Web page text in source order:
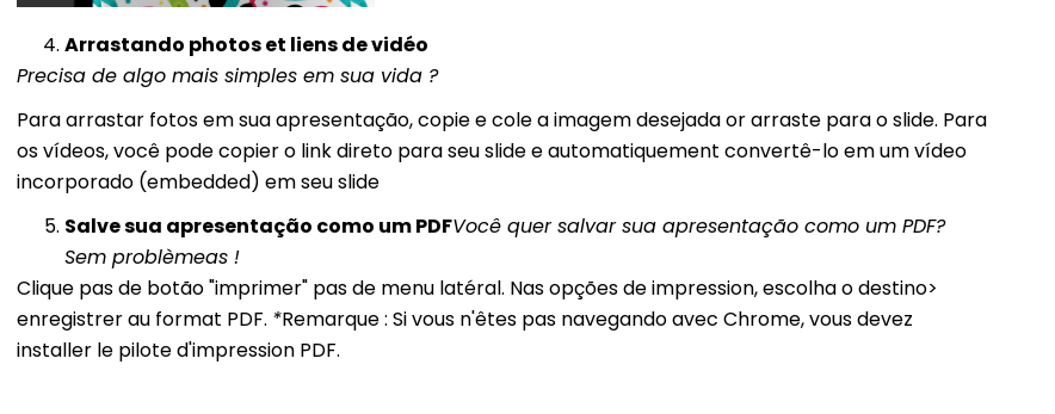
Arrastando photos et liens de vidéo
Precisa de algo mais simples em sua vida ?
Para arrastar fotos em sua apresentação, copie e cole a imagem desejada or arraste para o slide. Para
os vídeos, você pode copier o link direto para seu slide e automatiquement convertê-lo em um vídeo
incorporado (embedded) em seu slide
Salve sua apresentação como um PDFVocê quer salvar sua apresentação como um PDF?
Sem problèmeas !
Clique pas de botão "imprimer" pas de menu latéral. Nas opções de impression, escolha o destino>
enregistrer au format PDF. *Remarque : Si vous n'êtes pas navegando avec Chrome, vous devez
installer le pilote d'impression PDF.